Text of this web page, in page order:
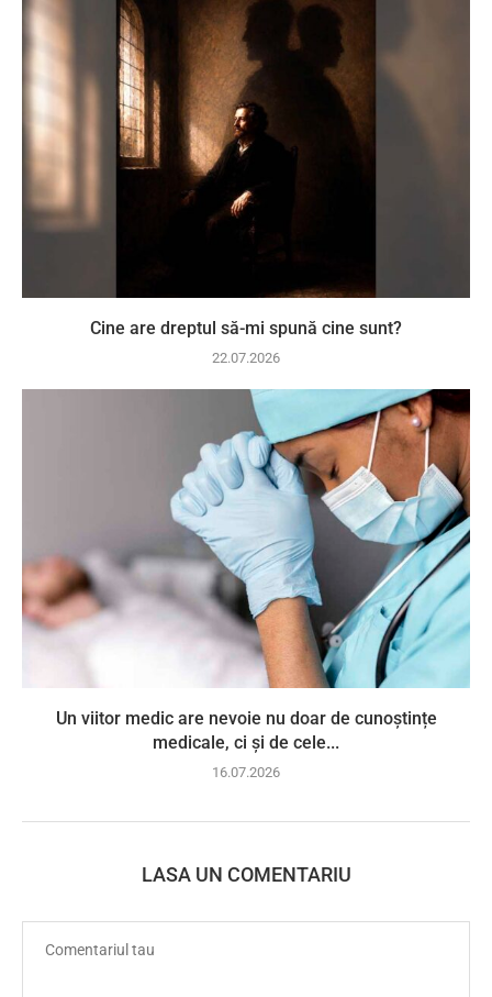
Cine are dreptul să-mi spună cine sunt?
22.07.2026
Un viitor medic are nevoie nu doar de cunoștințe
medicale, ci și de cele...
16.07.2026
LASA UN COMENTARIU